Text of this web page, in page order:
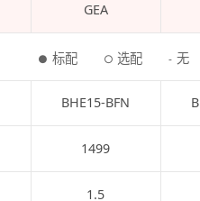
● 标配 ○ 选配 - 无
GEA
BHE15-BFN
1499
1.5